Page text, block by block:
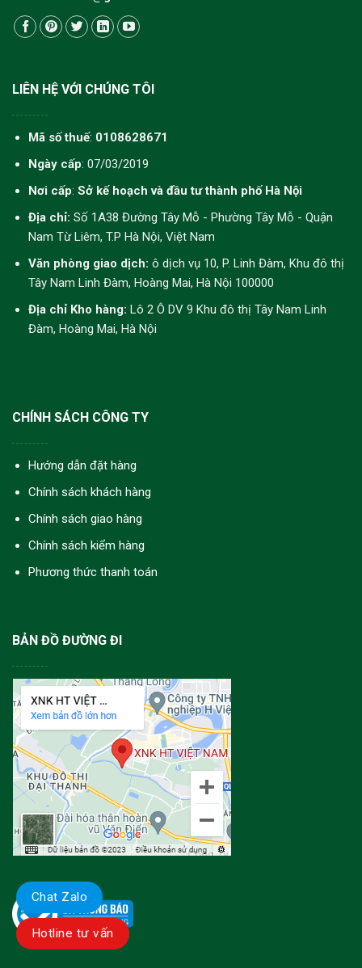
LIÊN HỆ VỚI CHÚNG TÔI
Mã số thuế: 0108628671
Ngày cấp: 07/03/2019
Nơi cấp: Sở kế hoạch và đầu tư thành phố Hà Nội
Địa chỉ: Số 1A38 Đường Tây Mỗ - Phường Tây Mỗ - Quận
Nam Từ Liêm, T.P Hà Nội, Việt Nam
Văn phòng giao dịch: ô dịch vụ 10, P. Linh Đàm, Khu đô thị
Tây Nam Linh Đàm, Hoàng Mai, Hà Nội 100000
Địa chỉ Kho hàng: Lô 2 Ô DV 9 Khu đô thị Tây Nam Linh
Đàm, Hoàng Mai, Hà Nội
CHÍNH SÁCH CÔNG TY
Hướng dẫn đặt hàng
Chính sách khách hàng
Chính sách giao hàng
Chính sách kiểm hàng
Phương thức thanh toán
BẢN ĐỒ ĐƯỜNG ĐI
Chat Zalo
Hotline tư vấn